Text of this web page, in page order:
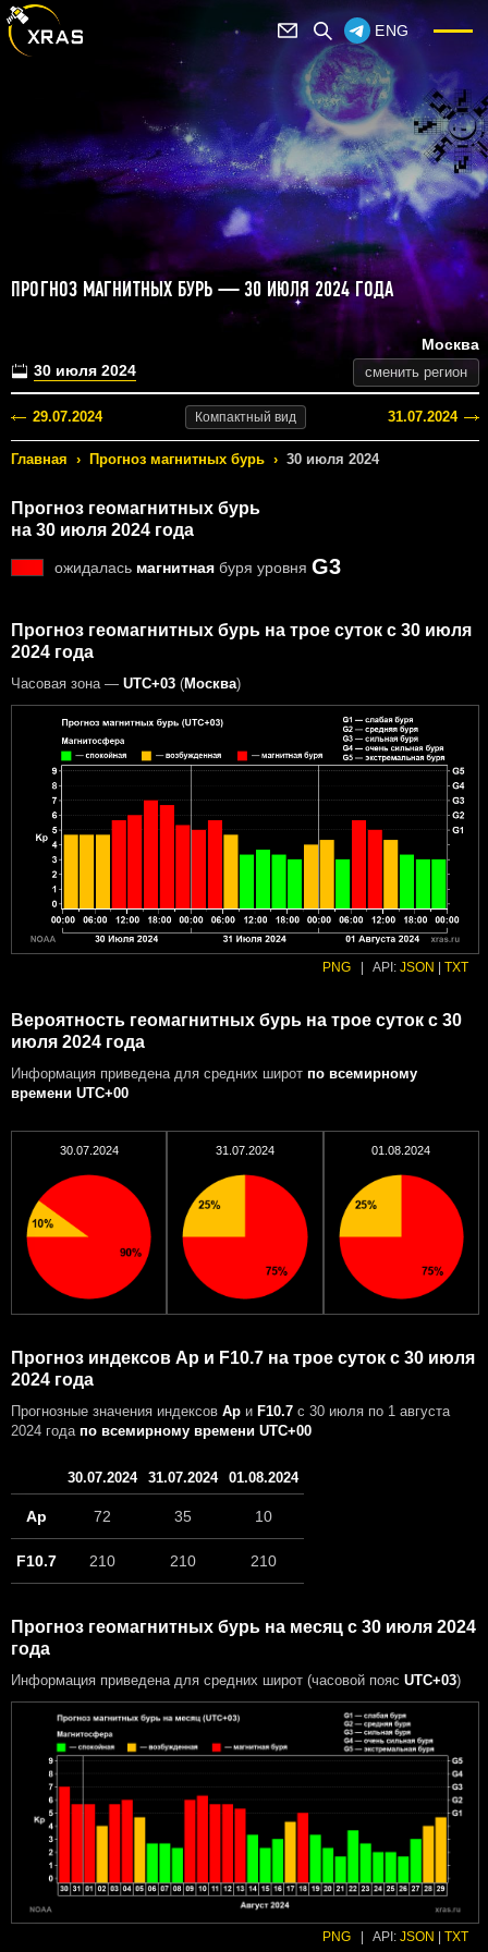
ENG
ПРОГНОЗ МАГНИТНЫХ БУРЬ — 30 ИЮЛЯ 2024 ГОДА
30 июля 2024
Москва
сменить регион
29.07.2024 Компактный вид 31.07.2024
Главная › Прогноз магнитных бурь › 30 июля 2024
Прогноз геомагнитных бурь
на 30 июля 2024 года
ожидалась магнитная буря уровня G3
Прогноз геомагнитных бурь на трое суток с 30 июля
2024 года
Часовая зона — UTC+03 (Москва)
PNG API: JSON TXT
Вероятность геомагнитных бурь на трое суток с 30
июля 2024 года
Информация приведена для средних широт по всемирному
времени UTC+00
30.07.2024 31.07.2024 01.08.2024
Прогноз индексов Ap и F10.7 на трое суток с 30 июля
2024 года
Прогнозные значения индексов Ap и F10.7 с 30 июля по 1 августа
2024 года по всемирному времени UTC+00
30.07.2024 31.07.2024 01.08.2024
Ap 72 35 10
F10.7 210 210 210
Прогноз геомагнитных бурь на месяц с 30 июля 2024
года
Информация приведена для средних широт (часовой пояс UTC+03)
PNG API: JSON TXT